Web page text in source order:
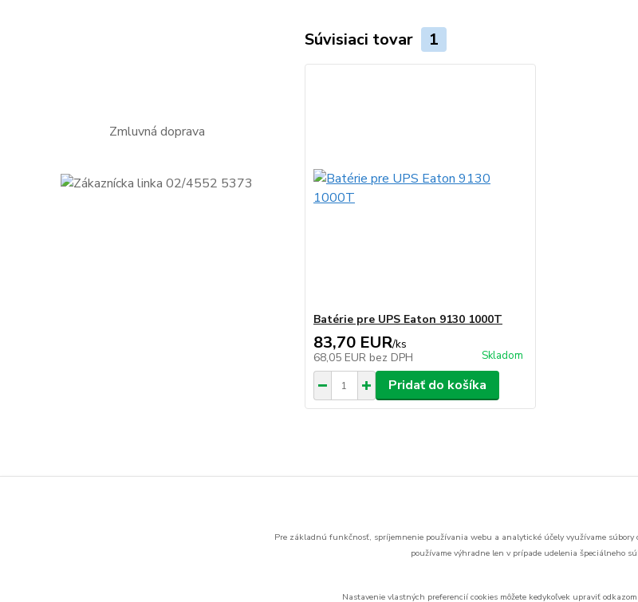
Zmluvná doprava
Súvisiaci tovar 1
Batérie pre UPS Eaton 9130 1000T
83,70 EUR/ks
68,05 EUR bez DPH Skladom
Pridať do košíka
Pre základnú funkčnosť, spríjemnenie používania webu a analytické účely využívame súbory
používame výhradne len v prípade udelenia špeciálneho
Nastavenie vlastných preferencií cookies môžete kedykoľvek upraviť